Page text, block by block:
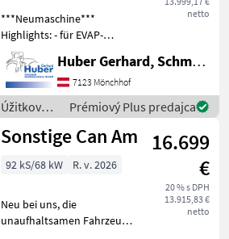
netto
***Neumaschine***
Highlights: - für EVAP-
System vorbereitet (CARB) -
Hube mit Blinkerhebel -
Blinker und
Begrenzungsleuchten -
Seitenspiegel mit EG Zulass
Huber Gerhard, Schmiede und Landmaschinen GmbH.
7123 Mönchhof
Úžitkové
vozidlá /
Sonstige
Prémiový Plus predajca
Sonstige Can Am
16.699
€
20 % s DPH
13.915,83 €
netto
92 kS/68 kW R. v. 2026
Neu bei uns, die
unaufhaltsamen Fahrzeuge